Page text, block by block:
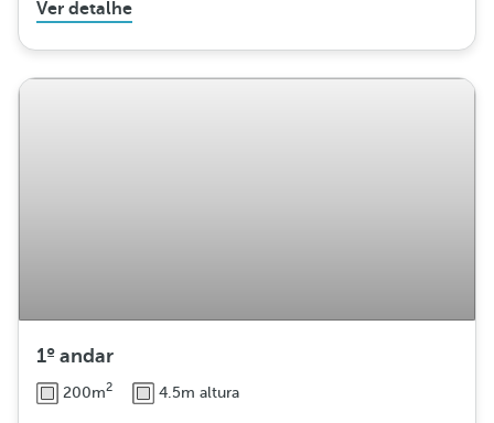
Ver detalhe
1º andar
200m2 4.5m altura